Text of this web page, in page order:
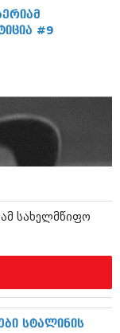
#9
სახელმწიფო
სტალინის